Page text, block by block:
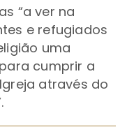
“a ver na
e refugiados
uma
cumprir a
através do